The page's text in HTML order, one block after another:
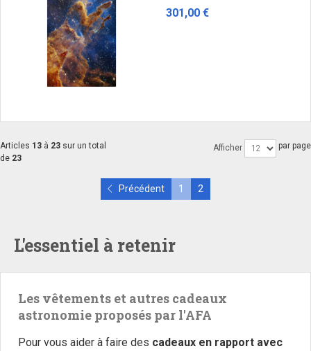
301,00 €
Articles 13 à 23 sur un total
de 23
Afficher par page
Précédent 1 2
L'essentiel à retenir
Les vêtements et autres cadeaux
astronomie proposés par l'AFA
Pour vous aider à faire des cadeaux en rapport avec